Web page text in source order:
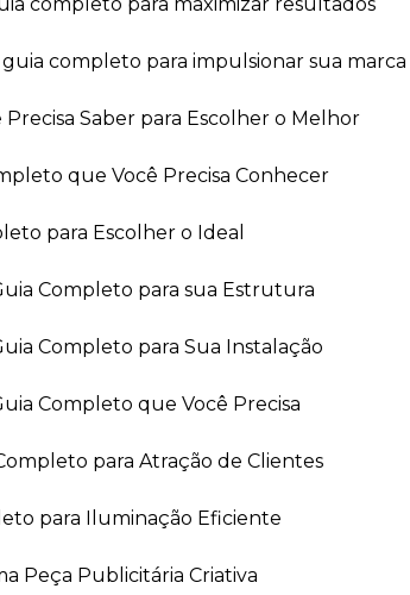
guia completo para impulsionar sua marca
Precisa Saber para Escolher o Melhor
que Você Precisa Conhecer
para Escolher o Ideal
Completo para sua Estrutura
Completo para Sua Instalação
Completo que Você Precisa
para Atração de Clientes
para Iluminação Eficiente
Peça Publicitária Criativa